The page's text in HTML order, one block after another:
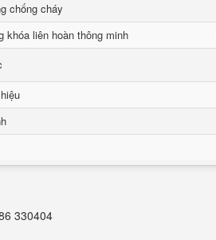
chống cháy
khóa liên hoàn thông minh
330404